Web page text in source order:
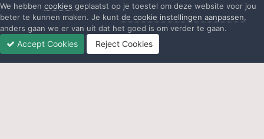
We hebben cookies geplaatst op je toestel om deze website voor jou
beter te kunnen maken. Je kunt de cookie instellingen aanpassen,
anders gaan we er van uit dat het goed is om verder te gaan.
Accept Cookies Reject Cookies
Ongelezen